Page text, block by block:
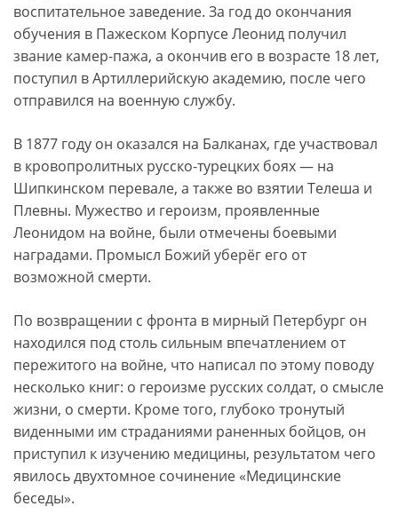
воспитательное заведение. За год до окончания
обучения в Пажеском Корпусе Леонид получил
звание камер-пажа, а окончив его в возрасте 18 лет,
поступил в Артиллерийскую академию, после чего
отправился на военную службу.
В 1877 году он оказался на Балканах, где участвовал
в кровопролитных русско-турецких боях — на
Шипкинском перевале, а также во взятии Телеша и
Плевны. Мужество и героизм, проявленные
Леонидом на войне, были отмечены боевыми
наградами. Промысл Божий уберёг его от
возможной смерти.
По возвращении с фронта в мирный Петербург он
находился под столь сильным впечатлением от
пережитого на войне, что написал по этому поводу
несколько книг: о героизме русских солдат, о смысле
жизни, о смерти. Кроме того, глубоко тронутый
виденными им страданиями раненных бойцов, он
приступил к изучению медицины, результатом чего
явилось двухтомное сочинение «Медицинские
беседы».